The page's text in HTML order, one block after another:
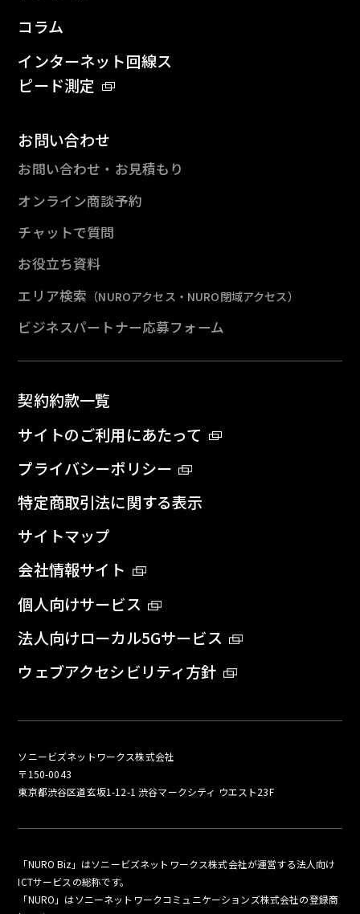
コラム
インターネット回線ス
ピード測定
お問い合わせ
お問い合わせ・お見積もり
オンライン商談予約
チャットで質問
お役立ち資料
エリア検索 （NUROアクセス・NURO閉域アクセス）
ビジネスパートナー応募フォーム
契約約款一覧
サイトのご利用にあたって
プライバシーポリシー
特定商取引法に関する表示
サイトマップ
会社情報サイト
個人向けサービス
法人向けローカル5Gサービス
ウェブアクセシビリティ方針
ソニービズネットワークス株式会社
〒150-0043
東京都渋谷区道玄坂1-12-1 渋谷マークシティ ウエスト23F
「NURO Biz」はソニービズネットワークス株式会社が運営する法人向け
ICTサービスの総称です。
「NURO」はソニーネットワークコミュニケーションズ株式会社の登録商